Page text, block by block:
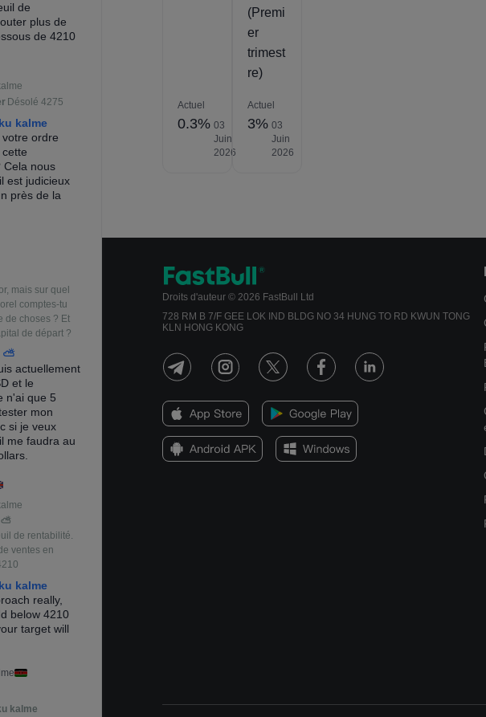
Actuel
0.3% 03
Juin
2026
(Premi
er
trimest
re)
Actuel
3% 03
Juin
2026
Droits d'auteur © 2026 FastBull Ltd
728 RM B 7/F GEE LOK IND BLDG NO 34 HUNG TO RD KWUN TONG
KLN HONG KONG